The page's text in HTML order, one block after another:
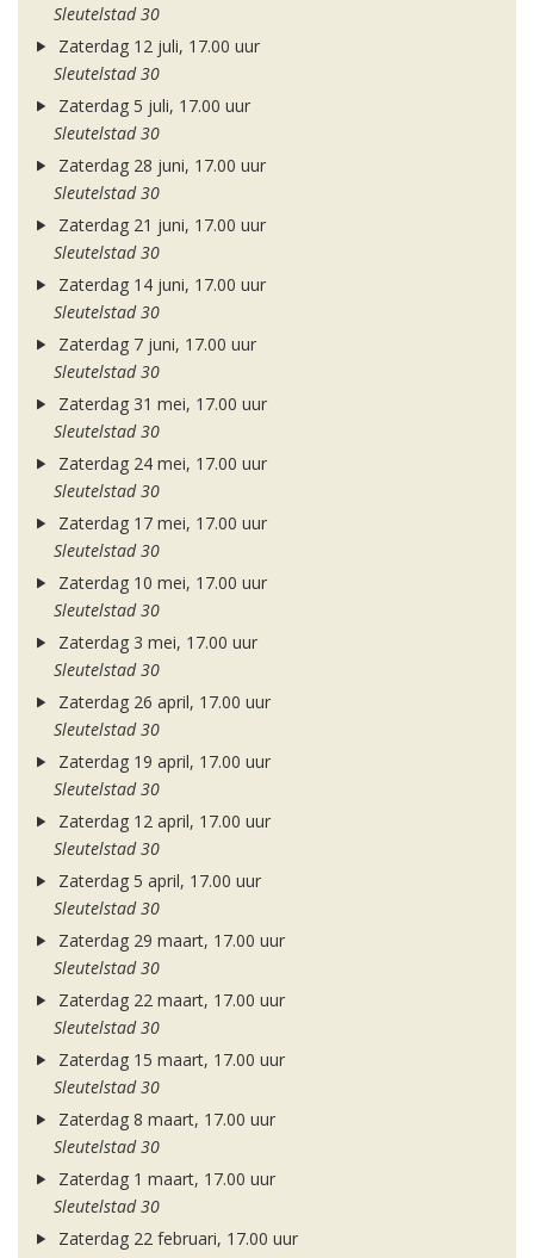
Sleutelstad 30
Zaterdag 12 juli, 17.00 uur
Sleutelstad 30
Zaterdag 5 juli, 17.00 uur
Sleutelstad 30
Zaterdag 28 juni, 17.00 uur
Sleutelstad 30
Zaterdag 21 juni, 17.00 uur
Sleutelstad 30
Zaterdag 14 juni, 17.00 uur
Sleutelstad 30
Zaterdag 7 juni, 17.00 uur
Sleutelstad 30
Zaterdag 31 mei, 17.00 uur
Sleutelstad 30
Zaterdag 24 mei, 17.00 uur
Sleutelstad 30
Zaterdag 17 mei, 17.00 uur
Sleutelstad 30
Zaterdag 10 mei, 17.00 uur
Sleutelstad 30
Zaterdag 3 mei, 17.00 uur
Sleutelstad 30
Zaterdag 26 april, 17.00 uur
Sleutelstad 30
Zaterdag 19 april, 17.00 uur
Sleutelstad 30
Zaterdag 12 april, 17.00 uur
Sleutelstad 30
Zaterdag 5 april, 17.00 uur
Sleutelstad 30
Zaterdag 29 maart, 17.00 uur
Sleutelstad 30
Zaterdag 22 maart, 17.00 uur
Sleutelstad 30
Zaterdag 15 maart, 17.00 uur
Sleutelstad 30
Zaterdag 8 maart, 17.00 uur
Sleutelstad 30
Zaterdag 1 maart, 17.00 uur
Sleutelstad 30
Zaterdag 22 februari, 17.00 uur